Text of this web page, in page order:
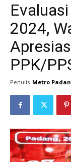
2024,
PPK/
Penulis Metro